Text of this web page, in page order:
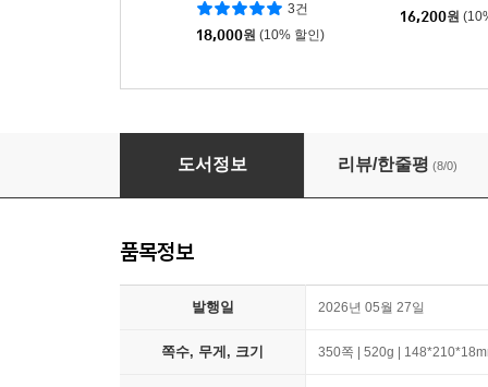
3건
18,000원 (10% 할인)
16,200원
가슴 혁명
도서정보 리뷰/한줄평 (8/0)
품목정보
발행일 2026년 05월 27일
쪽수, 무게, 크기 350쪽 | 520g |